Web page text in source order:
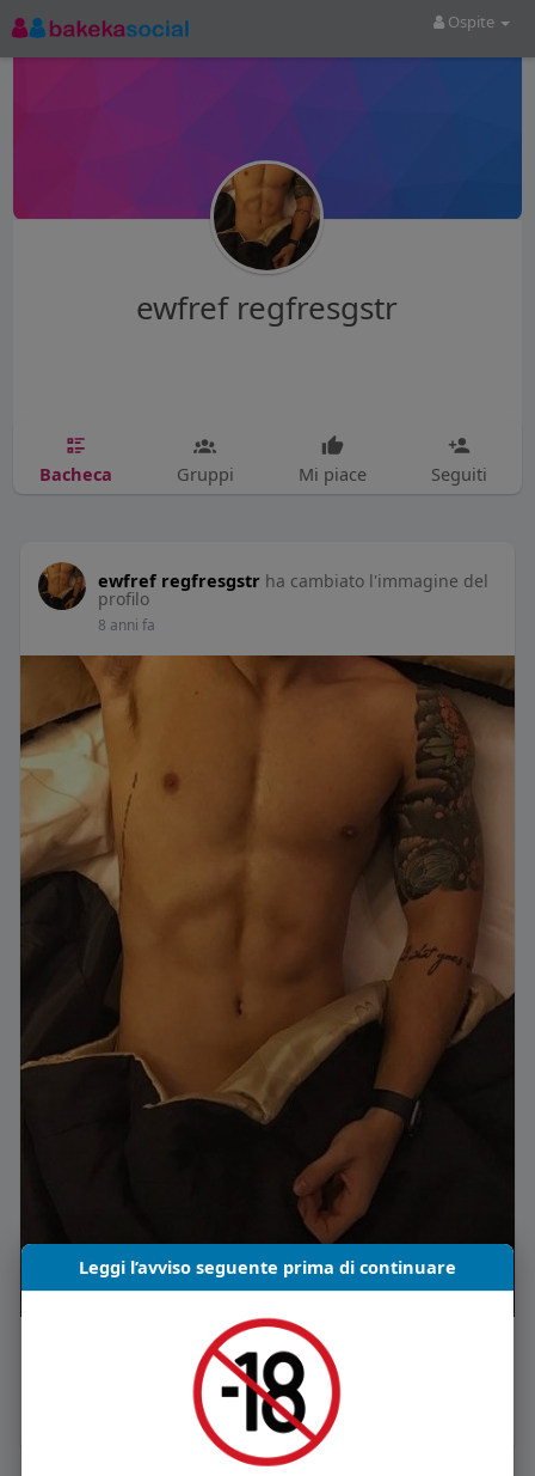
Ospite
ewfref regfresgstr
Bacheca Gruppi Mi piace Seguiti
ewfref regfresgstr ha cambiato l'immagine del
profilo
8 anni fa
Commento
Leggi l’avviso seguente prima di continuare